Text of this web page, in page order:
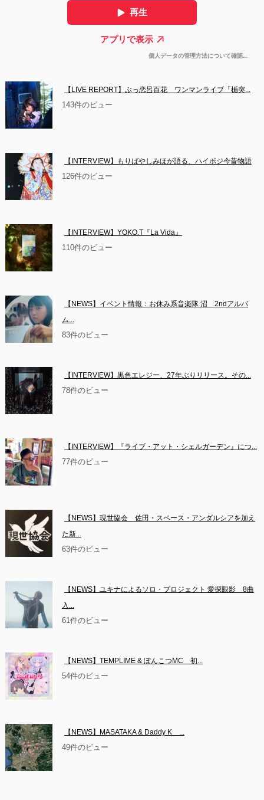
【LIVE REPORT】ぶっ恋呂百花　ワンマンライブ「楯突...
143件のビュー
【INTERVIEW】もりばやしみほが語る、ハイポジ今昔物語
126件のビュー
【INTERVIEW】YOKO.T『La Vida』
110件のビュー
【NEWS】イベント情報：お休み系音楽隊 沼　2ndアルバ
ム...
83件のビュー
【INTERVIEW】黒色エレジー、27年ぶりリリース。その...
78件のビュー
【INTERVIEW】『ライブ・アット・シェルガーデン』につ...
77件のビュー
【NEWS】現世協会　佐田・スペース・アンダルシアを加え
た新...
63件のビュー
【NEWS】ユキナによるソロ・プロジェクト 愛探眼影　8曲
入...
61件のビュー
【NEWS】TEMPLIME & ぽんこつMC　初...
54件のビュー
【NEWS】MASATAKA & Daddy K　...
49件のビュー